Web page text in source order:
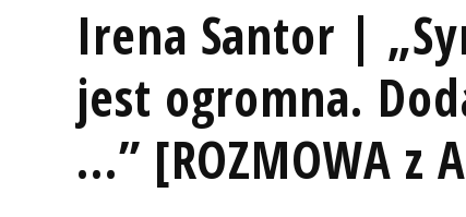
Irena Santor |
jest ogromna.
...” [ROZMOWA z